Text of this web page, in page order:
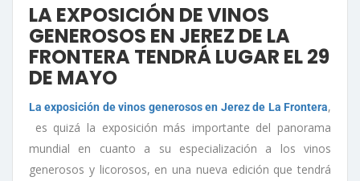
LA EXPOSICIÓN DE VINOS
GENEROSOS EN JEREZ DE LA
FRONTERA TENDRÁ LUGAR EL 29
DE MAYO
La exposición de vinos generosos en Jerez de La Frontera,
es quizá la exposición más importante del panorama
mundial en cuanto a su especialización a los vinos
generosos y licorosos, en una nueva edición que tendrá